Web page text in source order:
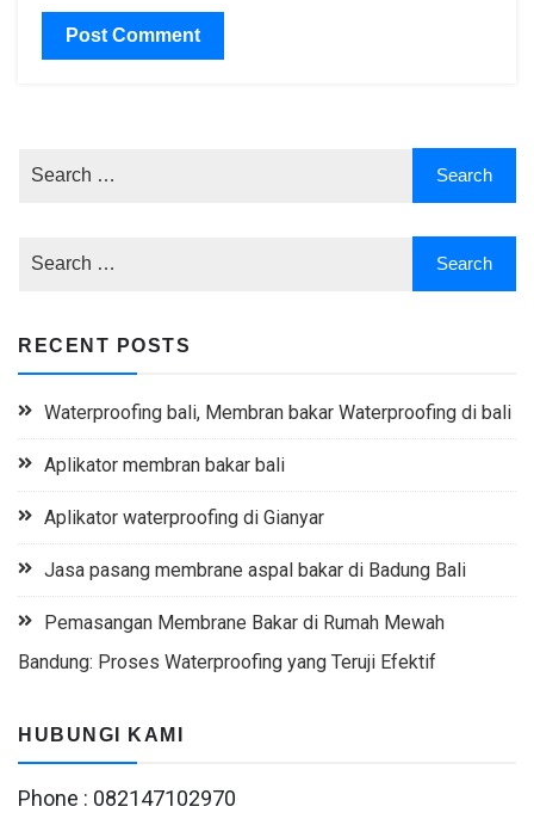
RECENT POSTS
Waterproofing bali, Membran bakar Waterproofing di bali
Aplikator membran bakar bali
Aplikator waterproofing di Gianyar
Jasa pasang membrane aspal bakar di Badung Bali
Pemasangan Membrane Bakar di Rumah Mewah
Bandung: Proses Waterproofing yang Teruji Efektif
HUBUNGI KAMI
Phone : 082147102970